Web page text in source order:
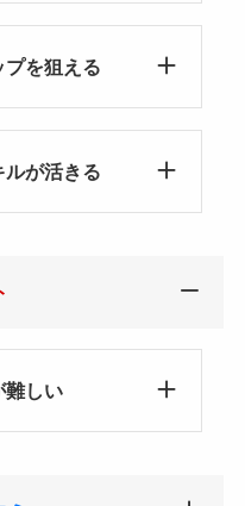
を狙える
が活きる
難しい